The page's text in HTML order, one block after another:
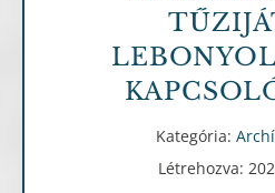
Kategória:
Létrehozva: